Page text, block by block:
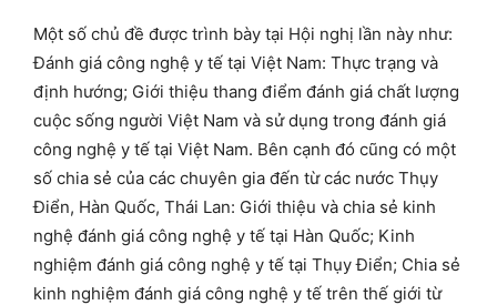
Một số chủ đề được trình bày tại Hội nghị lần này như:
Đánh giá công nghệ y tế tại Việt Nam: Thực trạng và
định hướng; Giới thiệu thang điểm đánh giá chất lượng
cuộc sống người Việt Nam và sử dụng trong đánh giá
công nghệ y tế tại Việt Nam. Bên cạnh đó cũng có một
số chia sẻ của các chuyên gia đến từ các nước Thụy
Điển, Hàn Quốc, Thái Lan: Giới thiệu và chia sẻ kinh
nghệ đánh giá công nghệ y tế tại Hàn Quốc; Kinh
nghiệm đánh giá công nghệ y tế tại Thụy Điển; Chia sẻ
kinh nghiệm đánh giá công nghệ y tế trên thế giới từ